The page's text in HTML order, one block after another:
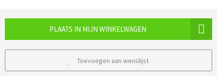
PLAATS IN MIJN WINKELWAGEN
Toevoegen aan wenslijst